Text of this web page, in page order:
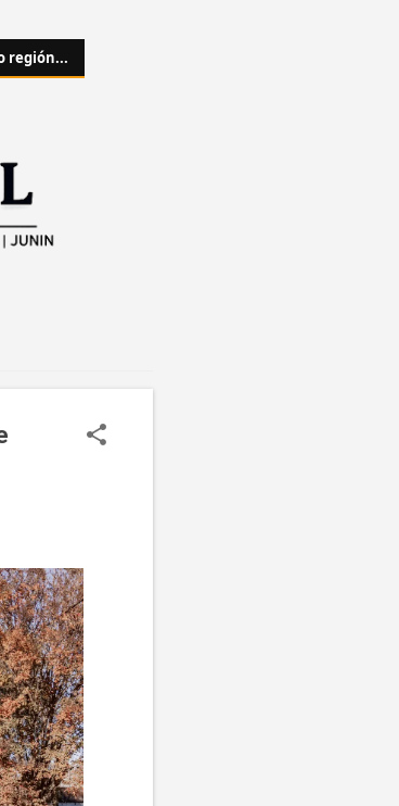
región...